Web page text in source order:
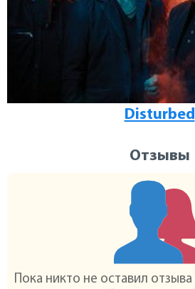
Disturbed
Отзывы
Пока никто не оставил отзыва